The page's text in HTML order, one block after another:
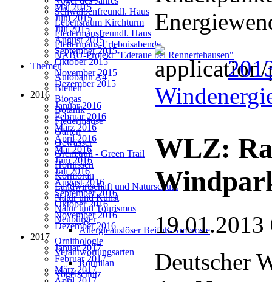
Schwalbenfreundl. Haus
Lebensraum Kirchturm
Fledermausfreundl. Haus
Fledermaus-Erlebnisabende
NABU-Projekt "Ederaue bei Rennertehausen"
Themen
Autobahn A4
Bienen
Biogas
Botanik
Fledermäuse
Garten
Gewässer
Grenztrail - Green Trail
Hornissen
Kormoran
Landwirtschaft und Naturschutz
Natur und Kunst
Natur und Tourismus
Neubürger
Allergieauslöser Beifuß-Ambrosie
Ornithologie
Verantwortungsarten
Rotmilan
Vogelschutz
Mai 2015
Juni 2015
Juli 2015
August 2015
September 2015
Oktober 2015
November 2015
Dezember 2015
2016
Januar 2016
Februar 2016
März 2016
April 2016
Mai 2016
Juni 2016
Juli 2016
August 2016
September 2016
Oktober 2016
November 2016
Dezember 2016
2017
Januar 2017
Februar 2017
März 2017
WLZ:
19.01.2013
Deutscher